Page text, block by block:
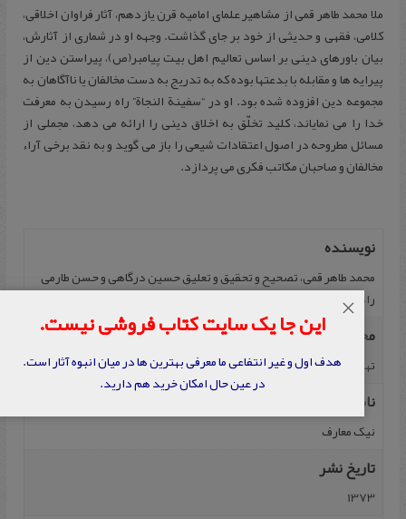
ملا محمد طاهر قمی از مشاهیر علمای امامیه قرن یازدهم، آثار فراوان اخلاقی،
کلامی، فقهی و حدیثی از خود بر جای گذاشت. وجهه او در شماری از آثارش،
بیان باورهای دینی بر اساس تعالیم اهل بیت پیامبر(ص)، پیراستن دین از
پیرایه ها و مقابله با بدعتها بوده که به تدریج به دست مخالفان یا ناآگاهان به
مجموعه دین افزوده شده بود. او در “سفینة النجاة” راه رسیدن به معرفت
خدا را می نمایاند، کلید تخلّق به اخلاق دینی را ارائه می دهد، مجملی از
مسائل مطروحه در اصول اعتقادات شیعی را باز می گوید و به نقد برخی آراء
مخالفان و صاحبان مکاتب فکری می پردازد.
نویسنده
م‍ح‍م‍د طاه‍ر قمی، ت‍ص‍حی‍ح‌ و ت‍ح‍قی‍ق‌ و ت‍ع‍لی‍ق‌ ح‍سی‍ن ‌درگ‍اهی‌ و ح‍س‍ن‌ طارمی
راد
محل نشر
تهران
ناشر
نی‍ک‌ م‍ع‍ارف‌
تاریخ نشر
1373
این جا یک سایت کتاب فروشی نیست.
هدف اول و غیر انتفاعی ما معرفی بهترین ها در میان انبوه آثار است.
در عین حال امکان خرید هم دارید.
×